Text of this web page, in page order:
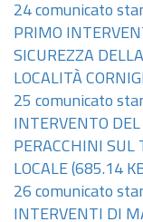
24 comunicato
PRIMO
SICUREZZA
LOCALITÀ
25 comunicato
INTERVENTO
PERACCHINI SUL
LOCALE (685.14
26 comunicato
INTERVENTI DI